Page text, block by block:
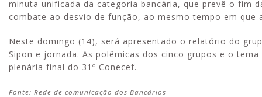
minuta unificada da categoria bancária, que prevê o fim
combate ao desvio de função, ao mesmo tempo em que
Neste domingo (14), será apresentado o relatório do
Sipon e jornada. As polêmicas dos cinco grupos e o
plenária final do 31º Conecef.
Fonte: Rede de comunicação dos Bancários